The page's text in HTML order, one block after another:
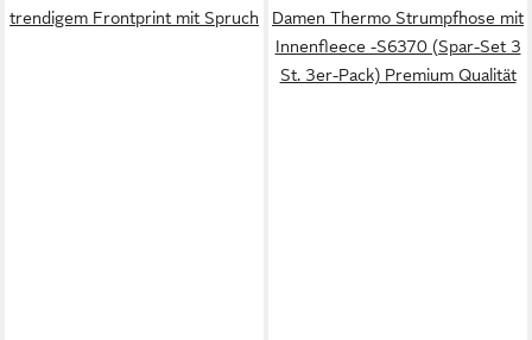
trendigem Frontprint mit Spruch
Damen Thermo Strumpfhose mit
Innenfleece -S6370 (Spar-Set 3
St. 3er-Pack) Premium Qualität